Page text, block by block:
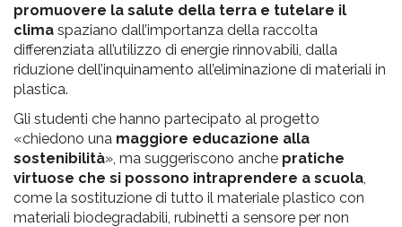
promuovere la salute della terra e tutelare il
clima spaziano dall’importanza della raccolta
differenziata all’utilizzo di energie rinnovabili, dalla
riduzione dell’inquinamento all’eliminazione di materiali in
plastica.
Gli studenti che hanno partecipato al progetto
«chiedono una maggiore educazione alla
sostenibilità», ma suggeriscono anche pratiche
virtuose che si possono intraprendere a scuola
come la sostituzione di tutto il materiale plastico con
materiali biodegradabili, rubinetti a sensore per non